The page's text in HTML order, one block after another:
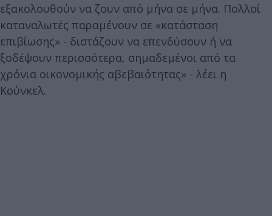
εξακολουθούν να ζουν από μήνα σε μήνα. Πολλοί
καταναλωτές παραμένουν σε «κατάσταση
επιβίωσης» - διστάζουν να επενδύσουν ή να
ξοδέψουν περισσότερα, σημαδεμένοι από τα
χρόνια οικονομικής αβεβαιότητας» - λέει η
Κούνκελ.